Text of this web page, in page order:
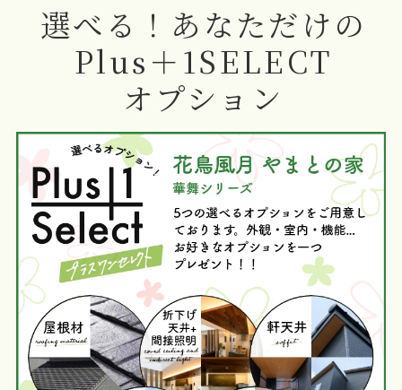
選べる！あなただけの
Plus＋1SELECT
オプション